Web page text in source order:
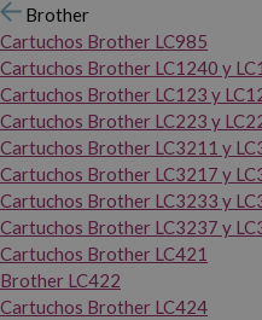
Brother
Cartuchos Brother LC985
Cartuchos Brother LC1240 y
Cartuchos Brother LC123 y
Cartuchos Brother LC223 y
Cartuchos Brother LC3211 y
Cartuchos Brother LC3217 y
Cartuchos Brother LC3233 y
Cartuchos Brother LC3237 y
Cartuchos Brother LC421
Brother LC422
Cartuchos Brother LC424